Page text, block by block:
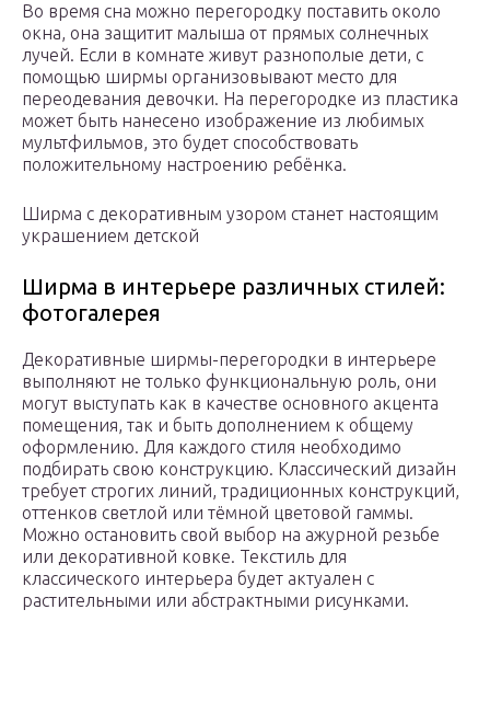
Во время сна можно перегородку поставить около
окна, она защитит малыша от прямых солнечных
лучей. Если в комнате живут разнополые дети, с
помощью ширмы организовывают место для
переодевания девочки. На перегородке из пластика
может быть нанесено изображение из любимых
мультфильмов, это будет способствовать
положительному настроению ребёнка.
Ширма с декоративным узором станет настоящим
украшением детской
Ширма в интерьере различных стилей:
фотогалерея
Декоративные ширмы-перегородки в интерьере
выполняют не только функциональную роль, они
могут выступать как в качестве основного акцента
помещения, так и быть дополнением к общему
оформлению. Для каждого стиля необходимо
подбирать свою конструкцию. Классический дизайн
требует строгих линий, традиционных конструкций,
оттенков светлой или тёмной цветовой гаммы.
Можно остановить свой выбор на ажурной резьбе
или декоративной ковке. Текстиль для
классического интерьера будет актуален с
растительными или абстрактными рисунками.